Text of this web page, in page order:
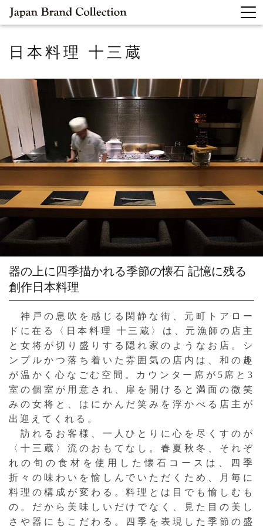
日本料理 十三蔵
器の上に四季描かれる季節の懐石 記憶に残る
創作日本料理
神戸の息吹を感じる閑静な街、元町トアロー
ドに在る〈日本料理 十三蔵〉は、元漁師の店主
と女将が切り盛りする隠れ家のようなお店。シ
ンプルかつ落ち着いた雰囲気の店内は、和の趣
が温かく心なごむ空間。カウンター席が5席と3
室の個室が用意され、扉を開けると満面の微笑
みの女将と、はにかんだ笑みを浮かべる店主が
出迎えてくれる。
訪れるお客様、一人ひとりに心を尽くすのが
〈十三蔵〉流のおもてなし。春夏秋冬、それぞ
れの旬の食材を使用した懐石コースは、四季
折々の味わいを愉しんでいただくため、月毎に
料理の構成が変わる。料理とは目でも愉しむも
の。だから美味しいだけでなく、見た目の美し
さや器にもこだわる。四季を表現した季節の盛